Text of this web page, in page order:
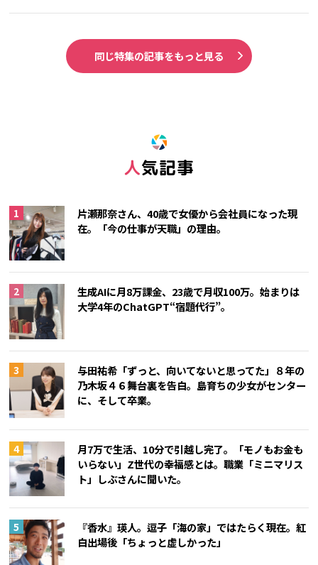
同じ特集の記事をもっと見る
人気記事
片瀬那奈さん、40歳で女優から会社員になった現
在。「今の仕事が天職」の理由。
生成AIに月8万課金、23歳で月収100万。始まりは
大学4年のChatGPT“宿題代行”。
与田祐希「ずっと、向いてないと思ってた」８年の
乃木坂４６舞台裏を告白。島育ちの少女がセンター
に、そして卒業。
月7万で生活、10分で引越し完了。「モノもお金も
いらない」Z世代の幸福感とは。職業「ミニマリス
ト」しぶさんに聞いた。
『香水』瑛人。逗子「海の家」ではたらく現在。紅
白出場後「ちょっと虚しかった」